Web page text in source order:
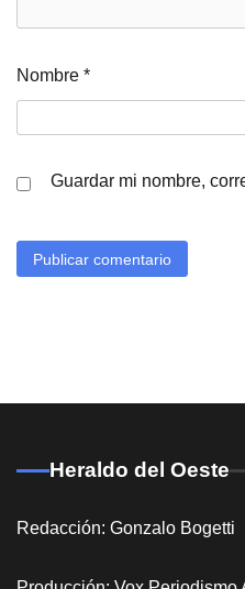
Nombre *
Guardar mi nombre,
Heraldo del Oeste
Redacción: Gonzalo Bogetti